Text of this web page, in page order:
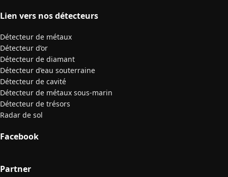
Lien vers nos détecteurs
Détecteur de métaux
Détecteur d’or
Détecteur de diamant
Détecteur d’eau souterraine
Détecteur de cavité
Détecteur de métaux sous-marin
Détecteur de trésors
Radar de sol
Facebook
Partner